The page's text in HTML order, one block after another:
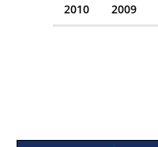
2010 2009